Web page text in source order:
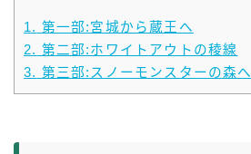
1. 第一部:宮城から蔵王へ
2. 第二部:ホワイトアウトの稜線
3. 第三部:スノーモンスターの森へ